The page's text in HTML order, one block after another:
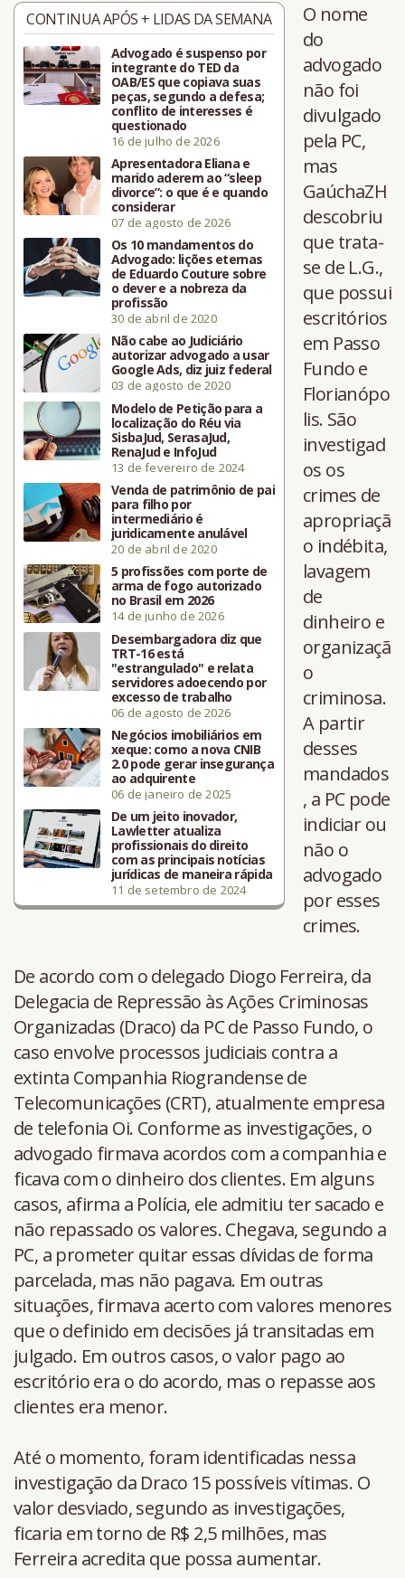
CONTINUA APÓS + LIDAS DA SEMANA
Advogado é suspenso por
integrante do TED da
OAB/ES que copiava suas
peças, segundo a defesa;
conflito de interesses é
questionado
16 de julho de 2026
Apresentadora Eliana e
marido aderem ao “sleep
divorce”: o que é e quando
considerar
07 de agosto de 2026
Os 10 mandamentos do
Advogado: lições eternas
de Eduardo Couture sobre
o dever e a nobreza da
profissão
30 de abril de 2020
Não cabe ao Judiciário
autorizar advogado a usar
Google Ads, diz juiz federal
03 de agosto de 2020
Modelo de Petição para a
localização do Réu via
SisbaJud, SerasaJud,
RenaJud e InfoJud
13 de fevereiro de 2024
Venda de patrimônio de pai
para filho por
intermediário é
juridicamente anulável
20 de abril de 2020
5 profissões com porte de
arma de fogo autorizado
no Brasil em 2026
14 de junho de 2026
Desembargadora diz que
TRT-16 está
"estrangulado" e relata
servidores adoecendo por
excesso de trabalho
06 de agosto de 2026
Negócios imobiliários em
xeque: como a nova CNIB
2.0 pode gerar insegurança
ao adquirente
06 de janeiro de 2025
De um jeito inovador,
Lawletter atualiza
profissionais do direito
com as principais notícias
jurídicas de maneira rápida
11 de setembro de 2024
O nome
do
advogado
não foi
divulgado
pela PC,
mas
GaúchaZH
descobriu
que trata-
se de L.G.,
que possui
escritórios
em Passo
Fundo e
Florianópo
lis. São
investigad
os os
crimes de
apropriaçã
o indébita,
lavagem
de
dinheiro e
organizaçã
o
criminosa.
A partir
desses
mandados
, a PC pode
indiciar ou
não o
advogado
por esses
crimes.
De acordo com o delegado Diogo Ferreira, da
Delegacia de Repressão às Ações Criminosas
Organizadas (Draco) da PC de Passo Fundo, o
caso envolve processos judiciais contra a
extinta Companhia Riograndense de
Telecomunicações (CRT), atualmente empresa
de telefonia Oi. Conforme as investigações, o
advogado firmava acordos com a companhia e
ficava com o dinheiro dos clientes. Em alguns
casos, afirma a Polícia, ele admitiu ter sacado e
não repassado os valores. Chegava, segundo a
PC, a prometer quitar essas dívidas de forma
parcelada, mas não pagava. Em outras
situações, firmava acerto com valores menores
que o definido em decisões já transitadas em
julgado. Em outros casos, o valor pago ao
escritório era o do acordo, mas o repasse aos
clientes era menor.
Até o momento, foram identificadas nessa
investigação da Draco 15 possíveis vítimas. O
valor desviado, segundo as investigações,
ficaria em torno de R$ 2,5 milhões, mas
Ferreira acredita que possa aumentar.